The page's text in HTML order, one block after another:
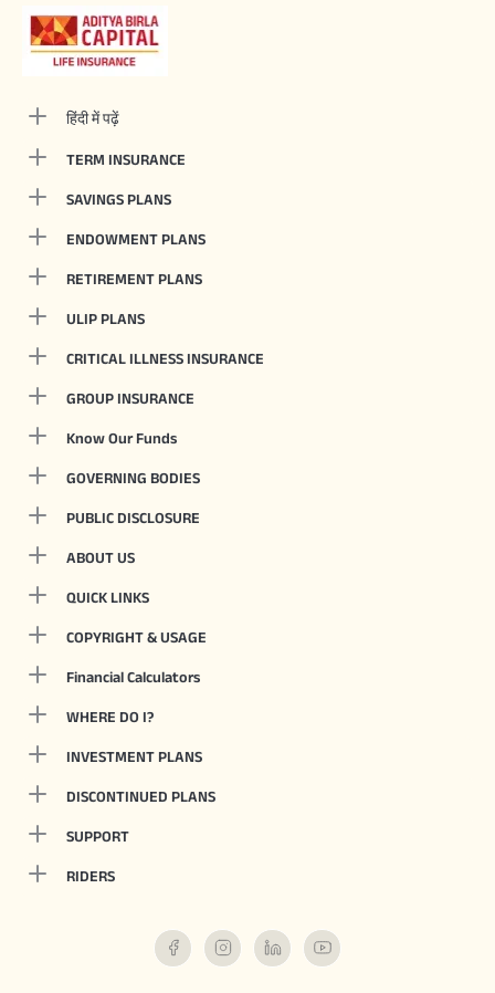
हिंदी में पढ़ें
TERM INSURANCE
SAVINGS PLANS
ENDOWMENT PLANS
RETIREMENT PLANS
ULIP PLANS
CRITICAL ILLNESS INSURANCE
GROUP INSURANCE
Know Our Funds
GOVERNING BODIES
PUBLIC DISCLOSURE
ABOUT US
QUICK LINKS
COPYRIGHT & USAGE
Financial Calculators
WHERE DO I?
INVESTMENT PLANS
DISCONTINUED PLANS
SUPPORT
RIDERS